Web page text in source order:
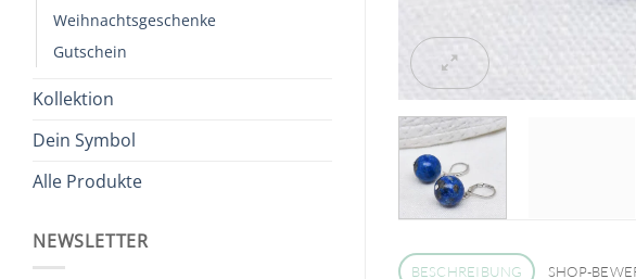
Weihnachtsgeschenke
Gutschein
Kollektion
Dein Symbol
Alle Produkte
NEWSLETTER
BESCHREIBUNG SHOP-